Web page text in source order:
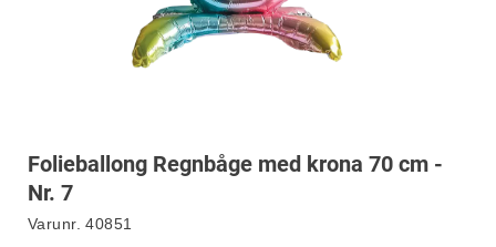
Folieballong Regnbåge med krona 70 cm -
Nr. 7
Varunr. 40851